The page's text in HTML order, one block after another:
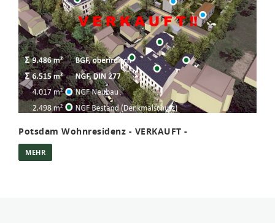
Potsdam Wohnresidenz - VERKAUFT -
MEHR